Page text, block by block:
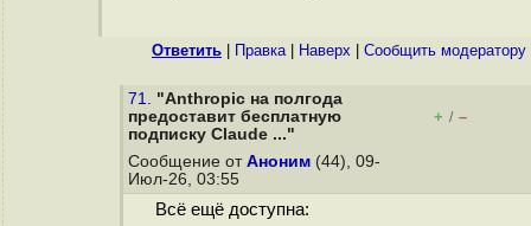
Ответить Правка| Наверх Cообщить модератору
71. "Anthropic на полгода
предоставит бесплатную
подписку Claude ..."
+ / –
Сообщение от Аноним (44), 09-
Июл-26, 03:55
Всё ещё доступна: